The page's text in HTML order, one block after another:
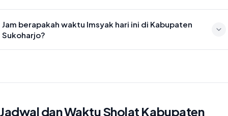
Jam berapakah waktu Imsyak hari ini di Kabupaten
Sukoharjo?
Jadwal dan Waktu Sholat Kabupaten